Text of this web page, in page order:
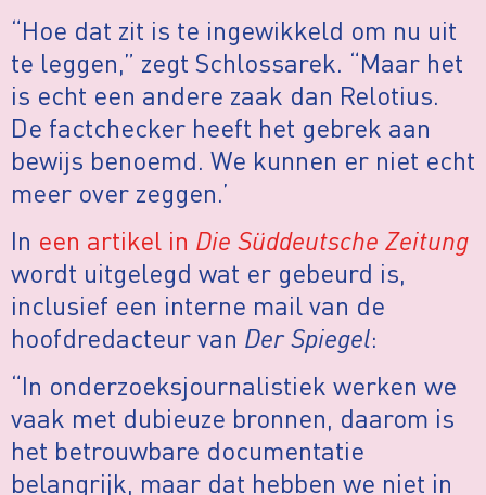
“Hoe dat zit is te ingewikkeld om nu uit
te leggen,” zegt Schlossarek. “Maar het
is echt een andere zaak dan Relotius.
De factchecker heeft het gebrek aan
bewijs benoemd. We kunnen er niet echt
meer over zeggen.’
In een artikel in Die Süddeutsche Zeitung
wordt uitgelegd wat er gebeurd is,
inclusief een interne mail van de
hoofdredacteur van Der Spiegel:
“In onderzoeksjournalistiek werken we
vaak met dubieuze bronnen, daarom is
het betrouwbare documentatie
belangrijk, maar dat hebben we niet in